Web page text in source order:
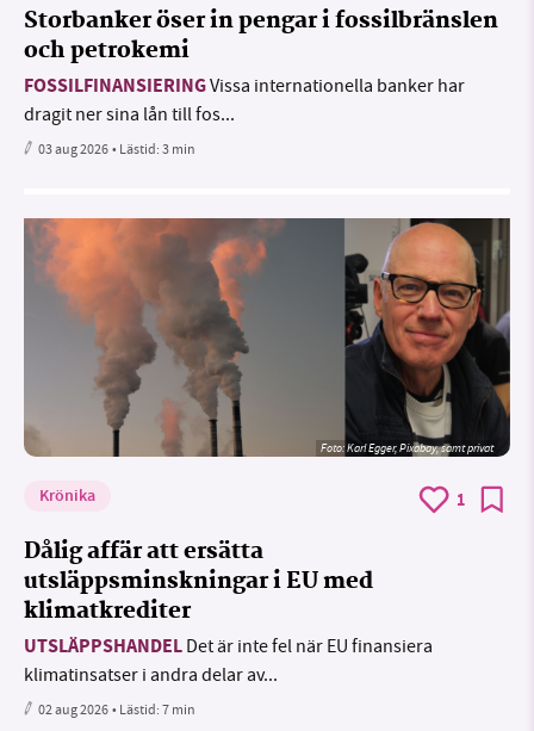
Storbanker öser in pengar i fossilbränslen
och petrokemi
FOSSILFINANSIERINGVissa internationella banker har
dragit ner sina lån till fos...
03 aug 2026• Lästid:3 min
Foto:Karl Egger, Pixabay, samt privat
Krönika 1
Dålig affär att ersätta
utsläppsminskningar i EU med
klimatkrediter
UTSLÄPPSHANDEL Det är inte fel när EU finansiera
klimatinsatser i andra delar av...
02 aug 2026• Lästid:7 min